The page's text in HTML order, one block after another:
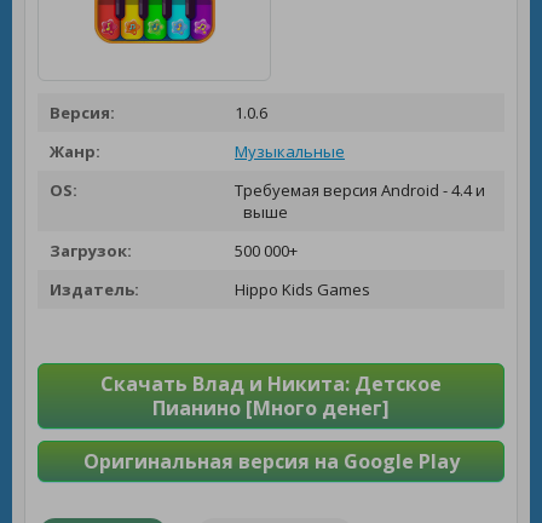
Версия:
1.0.6
Жанр:
Музыкальные
OS:
Требуемая версия Android - 4.4 и
выше
Загрузок:
500 000+
Издатель:
Hippo Kids Games
Скачать Влад и Никита: Детское
Пианино [Много денег]
Оригинальная версия на Google Play